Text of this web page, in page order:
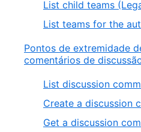
List child teams
List teams for the
Pontos de extremidade
comentários de
List discussion
Create a discussion
Get a discussion